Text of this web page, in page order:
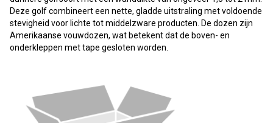
Deze golf combineert een nette, gladde uitstraling met voldoende
stevigheid voor lichte tot middelzware producten. De dozen zijn
Amerikaanse vouwdozen, wat betekent dat de boven- en
onderkleppen met tape gesloten worden.